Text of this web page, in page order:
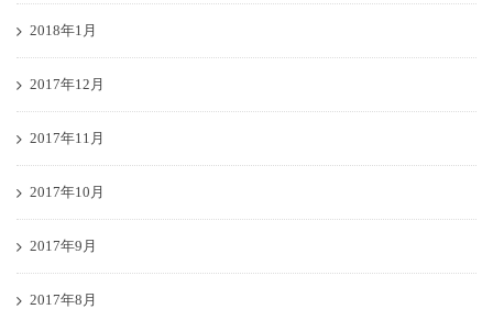
2018年1月
2017年12月
2017年11月
2017年10月
2017年9月
2017年8月